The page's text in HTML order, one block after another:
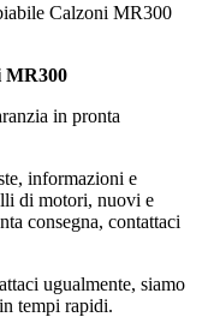
Calzoni MR300
MR300
in pronta
informazioni e
di motori, nuovi e
consegna, contattaci
ugualmente, siamo
tempi rapidi.